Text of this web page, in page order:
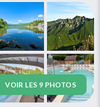
VOIR LES 9 PHOTOS